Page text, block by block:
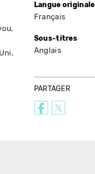
Langue originale
Français
Sous-titres
Anglais
PARTAGER